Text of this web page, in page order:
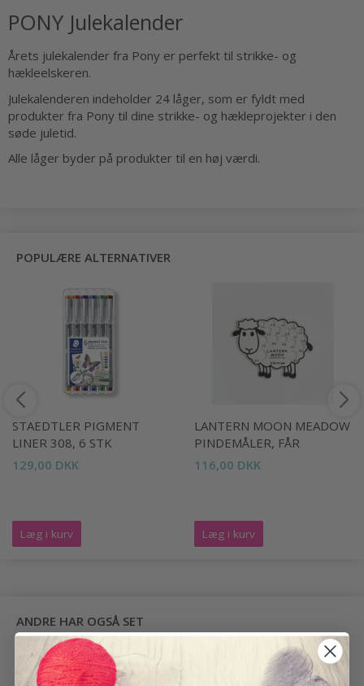
PONY Julekalender
Årets julekalender fra Pony er perfekt til strikke- og
hækleelskeren.
Julekalenderen indeholder 24 låger, som er fyldt med
produkter fra Pony til dine strikke- og hækleprojekter i den
søde juletid.
Alle låger byder på produkter til en høj værdi.
POPULÆRE ALTERNATIVER
STAEDTLER PIGMENT
LINER 308, 6 STK
129,00 DKK
Læg i kurv
LANTERN MOON MEADOW
PINDEMÅLER, FÅR
116,00 DKK
Læg i kurv
ANDRE HAR OGSÅ SET